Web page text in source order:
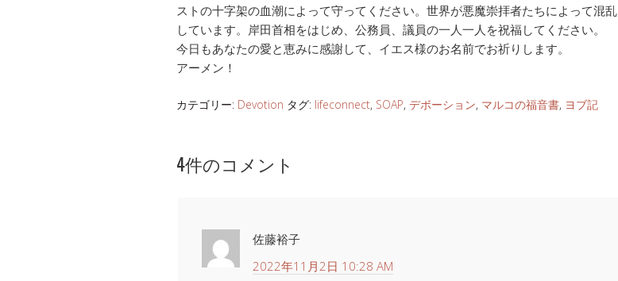
ストの十字架の血潮によって守ってください。世界が悪魔崇拝者たちによって混乱
しています。岸田首相をはじめ、公務員、議員の一人一人を祝福してください。
今日もあなたの愛と恵みに感謝して、イエス様のお名前でお祈りします。
アーメン！
カテゴリー: Devotion タグ: lifeconnect, SOAP, デボーション, マルコの福音書, ヨブ記
4件のコメント
佐藤裕子
2022年11月2日 10:28 AM